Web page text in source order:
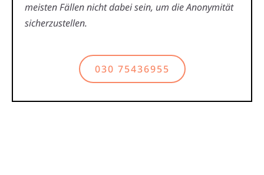
meisten Fällen nicht dabei sein, um die Anonymität
sicherzustellen.
030 75436955